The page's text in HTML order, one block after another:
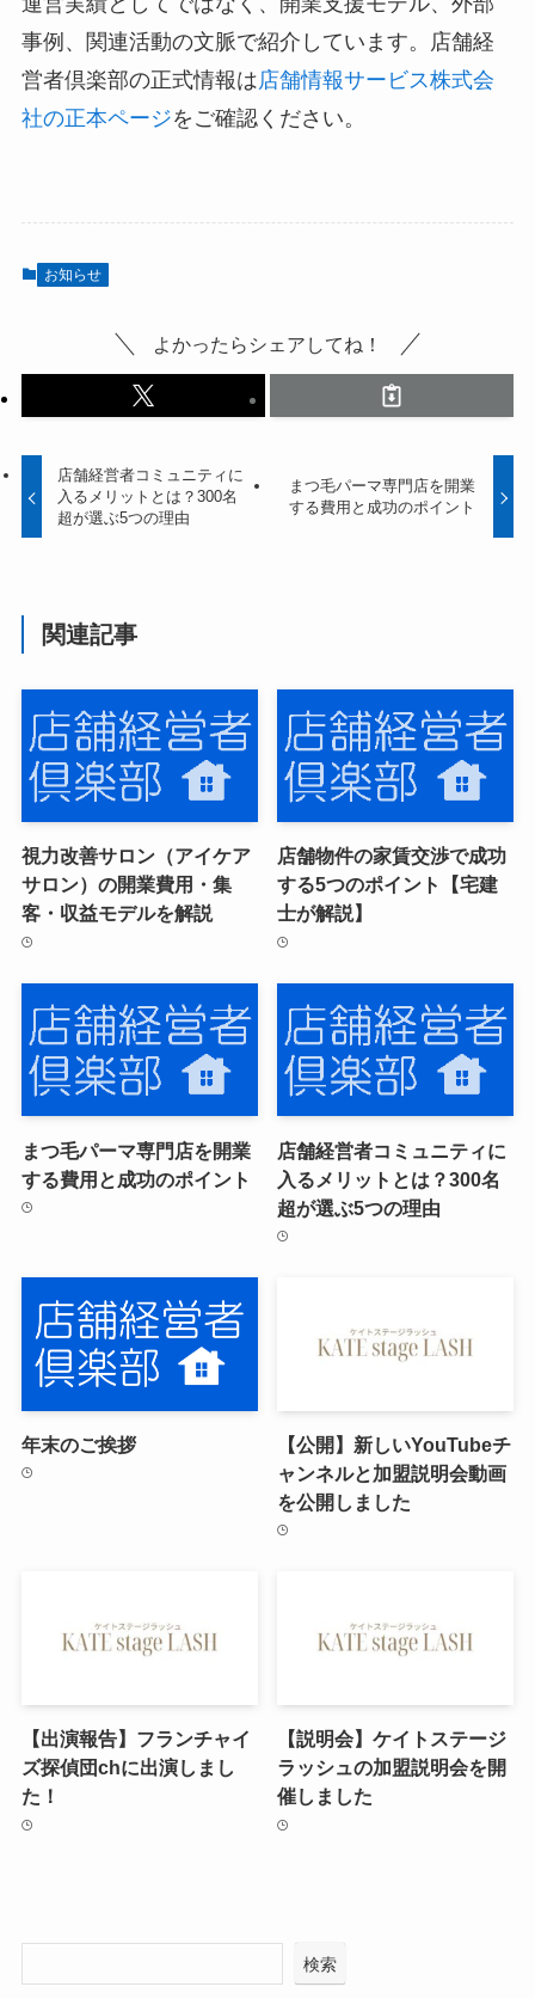
事例、関連活動の文脈で紹介しています。店舗経
営者倶楽部の正式情報は店舗情報サービス株式会
社の正本ページをご確認ください。
お知らせ
よかったらシェアしてね！
店舗経営者コミュニティに
入るメリットとは？300名
超が選ぶ5つの理由
まつ毛パーマ専門店を開業
する費用と成功のポイント
関連記事
視力改善サロン（アイケア
サロン）の開業費用・集
客・収益モデルを解説
店舗物件の家賃交渉で成功
する5つのポイント【宅建
士が解説】
まつ毛パーマ専門店を開業
する費用と成功のポイント
店舗経営者コミュニティに
入るメリットとは？300名
超が選ぶ5つの理由
年末のご挨拶
【公開】新しいYouTubeチ
ャンネルと加盟説明会動画
を公開しました
【出演報告】フランチャイ
ズ探偵団chに出演しまし
た！
【説明会】ケイトステージ
ラッシュの加盟説明会を開
催しました
検索